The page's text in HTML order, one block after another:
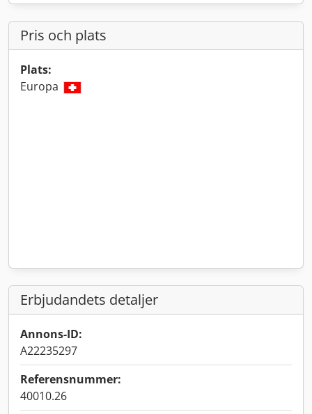
Pris och plats
Plats:
Europa
Erbjudandets detaljer
Annons-ID:
A22235297
Referensnummer:
40010.26